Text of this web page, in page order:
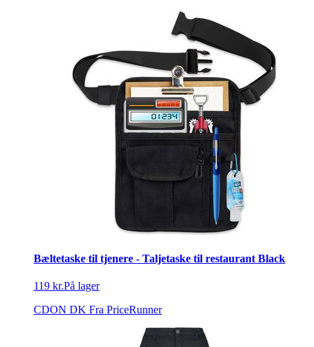
Bæltetaske til tjenere - Taljetaske til restaurant Black
119 kr.På lager
CDON DK Fra PriceRunner